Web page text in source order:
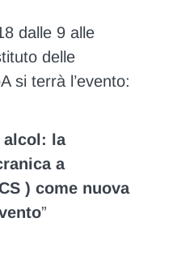
dalle 9 alle
delle
si terrà l’evento:
alcol: la
a
) come nuova
”